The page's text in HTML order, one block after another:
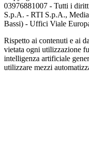
03976881007 - Tutti i
S.p.A. - RTI S.p.A.,
Bassi) - Uffici Viale
Rispetto ai contenuti e ai
vietata ogni utilizzazione
intelligenza artificiale
utilizzare mezzi